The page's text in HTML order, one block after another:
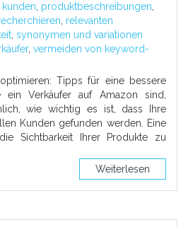
produktbeschreibungen
relevanten
synonymen und variationen
, vermeiden von keyword-
Tipps für eine bessere
ein Verkäufer auf Amazon sind,
wie wichtig es ist, dass Ihre
Kunden gefunden werden. Eine
Sichtbarkeit Ihrer Produkte zu
Weiterlesen